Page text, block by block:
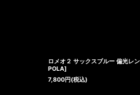
ロメオ２ サックスブルー 偏光レ
POLA]
7,800円(税込)